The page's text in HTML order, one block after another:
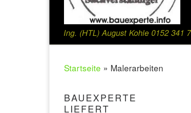
Ing. (HTL) August Kohle 0152 341
Startseite » Malerarbeiten
BAUEXPERTE
LIEFERT